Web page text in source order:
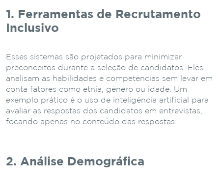
1. Ferramentas de Recrutamento
Inclusivo
Esses sistemas são projetados para minimizar
preconceitos durante a seleção de candidatos. Eles
analisam as habilidades e competências sem levar em
conta fatores como etnia, gênero ou idade. Um
exemplo prático é o uso de inteligência artificial para
avaliar as respostas dos candidatos em entrevistas,
focando apenas no conteúdo das respostas.
2. Análise Demográfica